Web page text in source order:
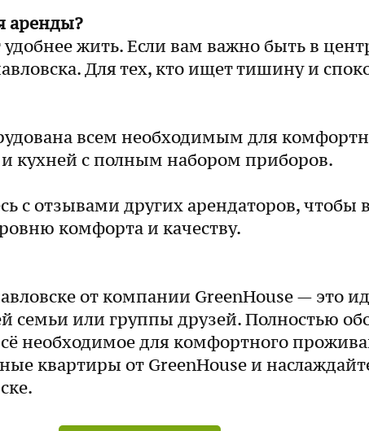
аренды?
жить. Если вам важно быть в
Для тех, кто ищет тишину и
всем необходимым для
кухней с полным набором приборов.
с отзывами других арендаторов, чтобы
комфорта и качеству.
от компании GreenHouse — это
семьи или группы друзей. Полностью
необходимое для комфортного
квартиры от GreenHouse и